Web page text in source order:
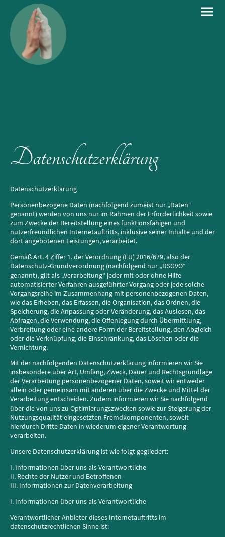
Datenschutzerklärung
Datenschutzerklärung
Personenbezogene Daten (nachfolgend zumeist nur „Daten“
genannt) werden von uns nur im Rahmen der Erforderlichkeit sowie
zum Zwecke der Bereitstellung eines funktionsfähigen und
nutzerfreundlichen Internetauftritts, inklusive seiner Inhalte und der
dort angebotenen Leistungen, verarbeitet.
Gemäß Art. 4 Ziffer 1. der Verordnung (EU) 2016/679, also der
Datenschutz-Grundverordnung (nachfolgend nur „DSGVO“
genannt), gilt als „Verarbeitung“ jeder mit oder ohne Hilfe
automatisierter Verfahren ausgeführter Vorgang oder jede solche
Vorgangsreihe im Zusammenhang mit personenbezogenen Daten,
wie das Erheben, das Erfassen, die Organisation, das Ordnen, die
Speicherung, die Anpassung oder Veränderung, das Auslesen, das
Abfragen, die Verwendung, die Offenlegung durch Übermittlung,
Verbreitung oder eine andere Form der Bereitstellung, den Abgleich
oder die Verknüpfung, die Einschränkung, das Löschen oder die
Vernichtung.
Mit der nachfolgenden Datenschutzerklärung informieren wir Sie
insbesondere über Art, Umfang, Zweck, Dauer und Rechtsgrundlage
der Verarbeitung personenbezogener Daten, soweit wir entweder
allein oder gemeinsam mit anderen über die Zwecke und Mittel der
Verarbeitung entscheiden. Zudem informieren wir Sie nachfolgend
über die von uns zu Optimierungszwecken sowie zur Steigerung der
Nutzungsqualität eingesetzten Fremdkomponenten, soweit
hierdurch Dritte Daten in wiederum eigener Verantwortung
verarbeiten.
Unsere Datenschutzerklärung ist wie folgt gegliedert:
I. Informationen über uns als Verantwortliche
II. Rechte der Nutzer und Betroffenen
III. Informationen zur Datenverarbeitung
I. Informationen über uns als Verantwortliche
Verantwortlicher Anbieter dieses Internetauftritts im
datenschutzrechtlichen Sinne ist: